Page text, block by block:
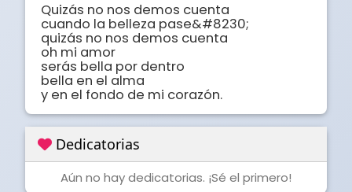
Quizás no nos demos cuenta
cuando la belleza pase&#8230;
quizás no nos demos cuenta
oh mi amor
serás bella por dentro
bella en el alma
y en el fondo de mi corazón.
Dedicatorias
Aún no hay dedicatorias. ¡Sé el primero!